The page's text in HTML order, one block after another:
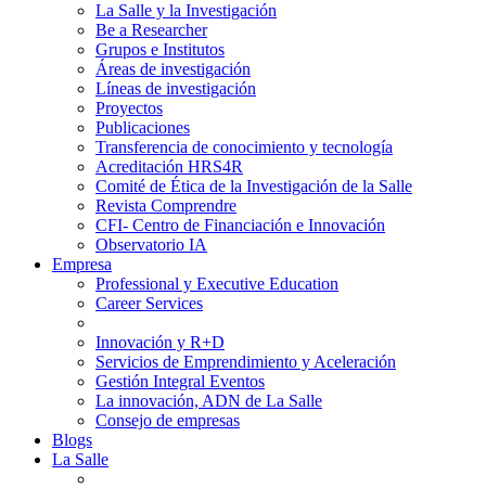
La Salle y la Investigación
Be a Researcher
Grupos e Institutos
Áreas de investigación
Líneas de investigación
Proyectos
Publicaciones
Transferencia de conocimiento y tecnología
Acreditación HRS4R
Comité de Ética de la Investigación de la Salle
Revista Comprendre
CFI- Centro de Financiación e Innovación
Observatorio IA
Empresa
Professional y Executive Education
Career Services
Innovación y R+D
Servicios de Emprendimiento y Aceleración
Gestión Integral Eventos
La innovación, ADN de La Salle
Consejo de empresas
Blogs
La Salle